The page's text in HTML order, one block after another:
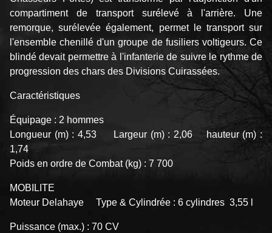
compartiment de transport surélevé à l'arrière. Une
remorque, surélevée également, permet le transport sur
l'ensemble chenillé d'un groupe de fusiliers voltigeurs. Ce
blindé devait permettre à l'infanterie de suivre le rythme de
progression des chars des Divisions Cuirassées.
Caractéristiques
Équipage : 2 hommes
Longueur (m) : 4,53 Largeur (m) : 2,06 hauteur (m) :
1,74
Poids en ordre de Combat (kg) : 7 700
MOBILITE
Moteur Delahaye Type & Cylindrée : 6 cylindres 3,55 l
Puissance (max.) : 70 CV